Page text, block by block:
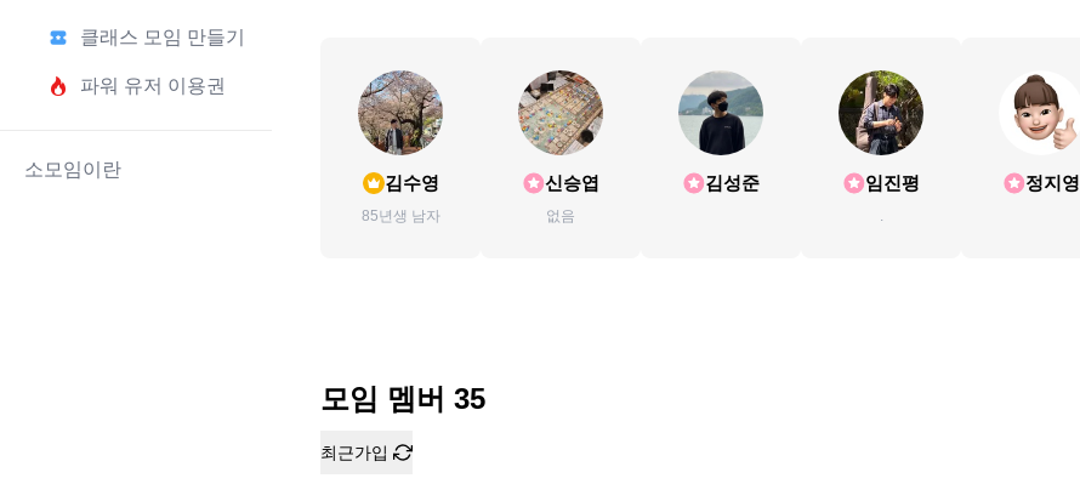
클래스 모임 만들기
파워 유저 이용권
소모임이란
김수영
85년생 남자
신승엽
없음
김성준 임진평
.
정지영
모임 멤버 35
최근가입